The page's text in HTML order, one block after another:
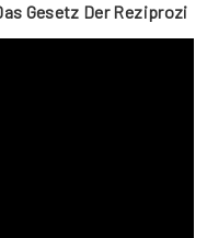
Gesetz Der Reziprozi